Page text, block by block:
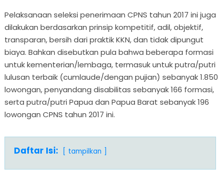
Pelaksanaan seleksi penerimaan CPNS tahun 2017 ini juga
dilakukan berdasarkan prinsip kompetitif, adil, objektif,
transparan, bersih dari praktik KKN, dan tidak dipungut
biaya. Bahkan disebutkan pula bahwa beberapa formasi
untuk kementerian/lembaga, termasuk untuk putra/putri
lulusan terbaik (cumlaude/dengan pujian) sebanyak 1.850
lowongan, penyandang disabilitas sebanyak 166 formasi,
serta putra/putri Papua dan Papua Barat sebanyak 196
lowongan CPNS tahun 2017 ini.
Daftar Isi: tampilkan